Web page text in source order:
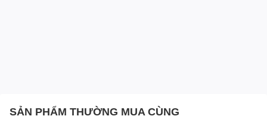
SẢN PHẨM THƯỜNG MUA CÙNG